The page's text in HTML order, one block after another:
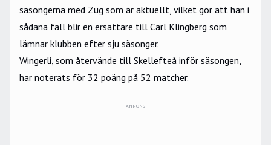
säsongerna med Zug som är aktuellt, vilket gör att han i
sådana fall blir en ersättare till Carl Klingberg som
lämnar klubben efter sju säsonger.
Wingerli, som återvände till Skellefteå inför säsongen,
har noterats för 32 poäng på 52 matcher.